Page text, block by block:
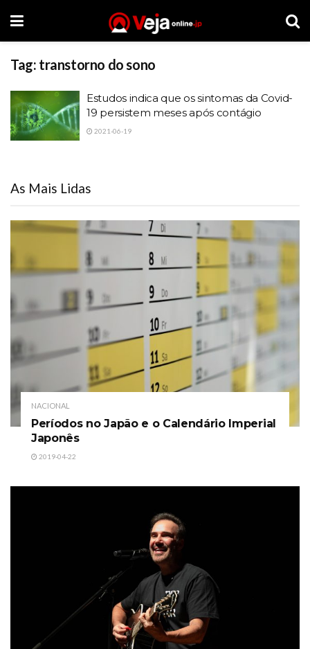
Tag: transtorno do sono
Estudos indica que os sintomas da Covid-
19 persistem meses após contágio
2021-06-19
As Mais Lidas
NACIONAL
Períodos no Japão e o Calendário Imperial
Japonês
2019-04-22